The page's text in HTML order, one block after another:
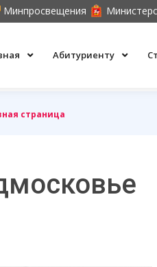
Минпросвещения
Абитуриенту
страница